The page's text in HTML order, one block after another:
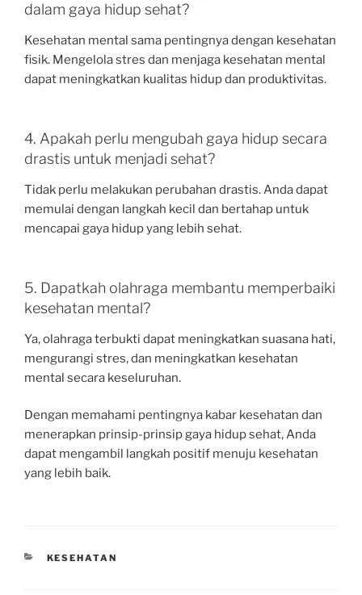
dalam gaya hidup sehat?
Kesehatan mental sama pentingnya dengan kesehatan
fisik. Mengelola stres dan menjaga kesehatan mental
dapat meningkatkan kualitas hidup dan produktivitas.
4. Apakah perlu mengubah gaya hidup secara
drastis untuk menjadi sehat?
Tidak perlu melakukan perubahan drastis. Anda dapat
memulai dengan langkah kecil dan bertahap untuk
mencapai gaya hidup yang lebih sehat.
5. Dapatkah olahraga membantu memperbaiki
kesehatan mental?
Ya, olahraga terbukti dapat meningkatkan suasana hati,
mengurangi stres, dan meningkatkan kesehatan
mental secara keseluruhan.
Dengan memahami pentingnya kabar kesehatan dan
menerapkan prinsip-prinsip gaya hidup sehat, Anda
dapat mengambil langkah positif menuju kesehatan
yang lebih baik.
CATEGORIES
KESEHATAN